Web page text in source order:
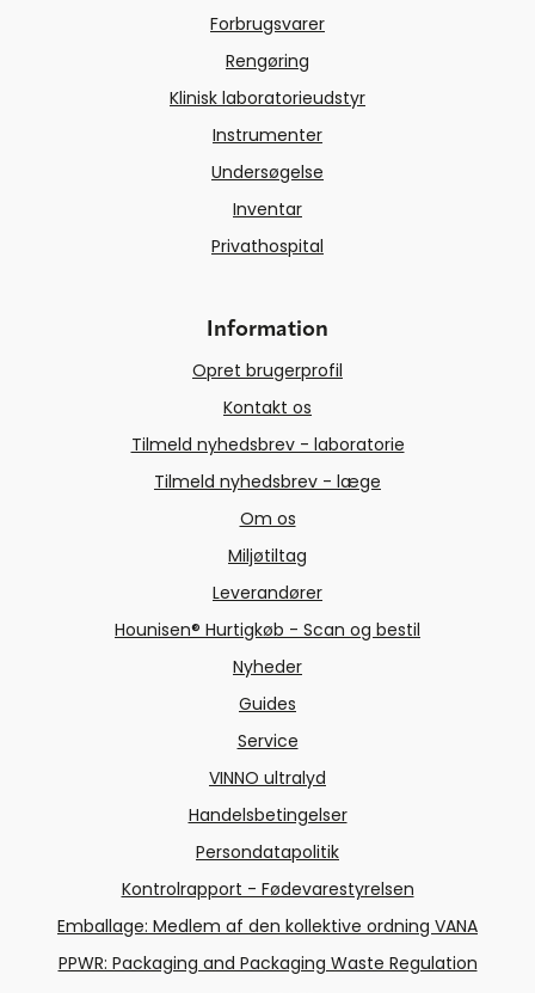
Forbrugsvarer
Rengøring
Klinisk laboratorieudstyr
Instrumenter
Undersøgelse
Inventar
Privathospital
Information
Opret brugerprofil
Kontakt os
Tilmeld nyhedsbrev - laboratorie
Tilmeld nyhedsbrev - læge
Om os
Miljøtiltag
Leverandører
Hounisen® Hurtigkøb - Scan og bestil
Nyheder
Guides
Service
VINNO ultralyd
Handelsbetingelser
Persondatapolitik
Kontrolrapport - Fødevarestyrelsen
Emballage: Medlem af den kollektive ordning VANA
PPWR: Packaging and Packaging Waste Regulation